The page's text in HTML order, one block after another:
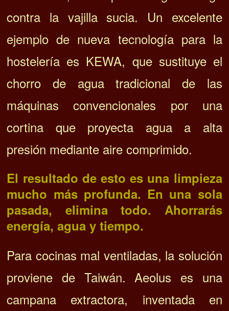
contra la vajilla sucia. Un excelente
ejemplo de nueva tecnología para la
hostelería es KEWA, que sustituye el
chorro de agua tradicional de las
máquinas convencionales por una
cortina que proyecta agua a alta
presión mediante aire comprimido.
El resultado de esto es una limpieza
mucho más profunda. En una sola
pasada, elimina todo. Ahorrarás
energía, agua y tiempo.
Para cocinas mal ventiladas, la solución
proviene de Taiwán. Aeolus es una
campana extractora, inventada en